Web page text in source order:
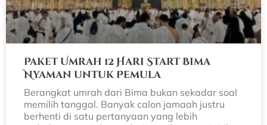
Paket Umrah 12 Hari Start Bima
Nyaman untuk Pemula
Berangkat umrah dari Bima bukan sekadar soal
memilih tanggal. Banyak calon jamaah justru
berhenti di satu pertanyaan yang lebih